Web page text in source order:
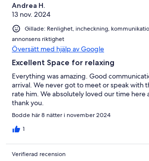
Andrea H.
13 nov. 2024
Gillade: Renlighet, incheckning,
annonsens riktighet
Översätt med hjälp av Google
Excellent Space for relaxing
Everything was amazing. Good
arrival. We never got to meet or speak with
rate him. We absolutely loved our time here
thank you.
Bodde här 8 nätter i november 2024
1
Verifierad recension